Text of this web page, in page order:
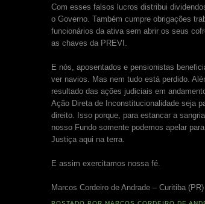
Com esses falsos lucros distribui
o Governo. Também cumpre obrigações
funcionários da ativa sem abrir os seus
as chaves da PREVI.
E nós, aposentados e pensionistas
ver navios. Mas nem tudo está perdido.
resultado das ações judiciais em
Ação Direta de Inconstitucionalidade seja
direito. Isso porque, para estancar a
nosso Fundo somente podemos apelar
Justiça aqui na terra.
E assim exercitamos nossa fé.
Marcos Cordeiro de Andrade – Curitiba (PR)